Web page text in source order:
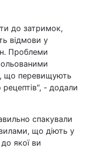
до затримок,
відмови у
Проблеми
що перевищують
рецептів", - додали
спакували
що діють у
якої ви